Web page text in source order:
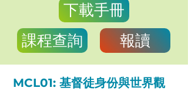
下載手冊
課程查詢
報讀
MCL01: 基督徒身份與世界觀